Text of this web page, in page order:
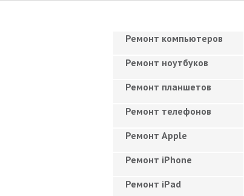
Ремонт компьютеров
Ремонт ноутбуков
Ремонт планшетов
Ремонт телефонов
Ремонт Apple
Ремонт iPhone
Ремонт iPad